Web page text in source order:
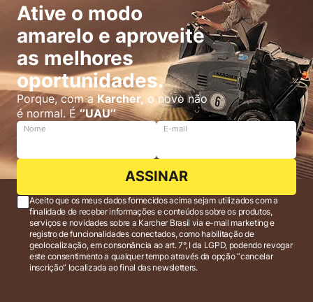
Ative o modo
amarelo e aproveite
as melhores
oportunidades.
Porque, com aKarcher, o novo não
é normal. É‘’UAU’’
Nome E-mail
ASSINAR
Aceito que os meus dados fornecidos acima sejam utilizados com a
finalidade de receber informações e conteúdos sobre os produtos,
serviços e novidades sobre a Karcher Brasil via e-mail marketing e
registro de funcionalidades conectados, como habilitação de
geolocalização, em consonância ao art. 7°, I da LGPD, podendo revogar
este consentimento a qualquer tempo através da opção “cancelar
inscrição” localizada ao final das newsletters.